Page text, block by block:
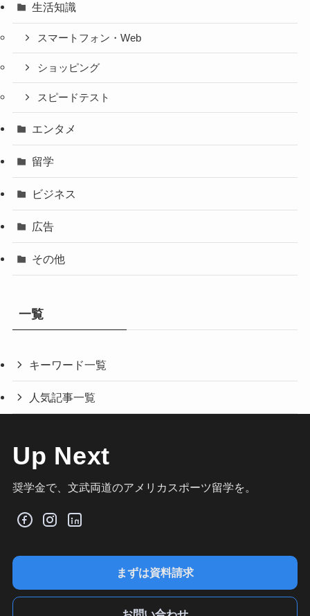
生活知識
スマートフォン・Web
ショッピング
スピードテスト
エンタメ
留学
ビジネス
広告
その他
一覧
キーワード一覧
人気記事一覧
Up Next
奨学金で、文武両道のアメリカスポーツ留学を。
まずは資料請求